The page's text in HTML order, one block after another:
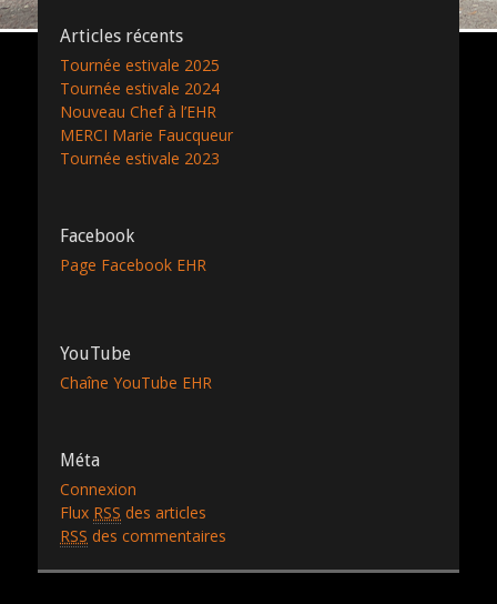
Articles récents
Tournée estivale 2025
Tournée estivale 2024
Nouveau Chef à l’EHR
MERCI Marie Faucqueur
Tournée estivale 2023
Facebook
Page Facebook EHR
YouTube
Chaîne YouTube EHR
Méta
Connexion
Flux RSS des articles
RSS des commentaires